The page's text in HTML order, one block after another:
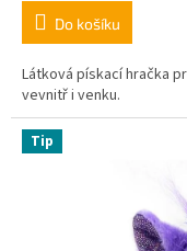
Do košíku
Látková pískací hračka
vevnitř i venku.
Tip